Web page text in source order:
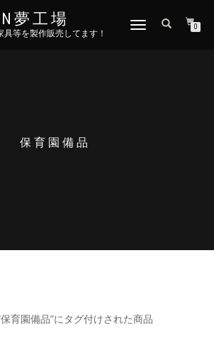
夢工場
等を製作販売してます！
ナ
0
保育園備品
育園備品”にタグ付けされた商品